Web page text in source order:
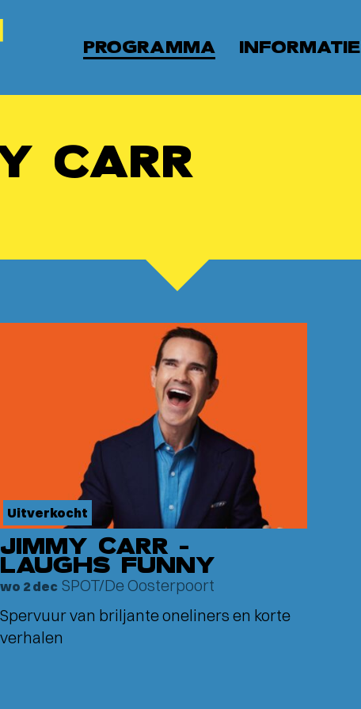
PROGRAMMA INFORMATIE
CARR
Uitverkocht
JIMMY CARR –
LAUGHS FUNNY
wo 2 dec SPOT/De Oosterpoort
Spervuur van briljante oneliners en korte
verhalen